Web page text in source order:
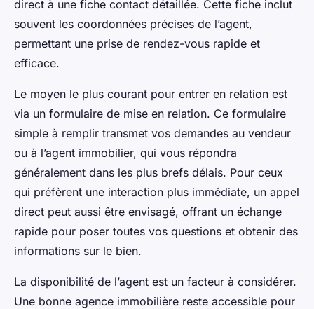
direct à une fiche contact détaillée. Cette fiche inclut
souvent les coordonnées précises de l’agent,
permettant une prise de rendez-vous rapide et
efficace.
Le moyen le plus courant pour entrer en relation est
via un formulaire de mise en relation. Ce formulaire
simple à remplir transmet vos demandes au vendeur
ou à l’agent immobilier, qui vous répondra
généralement dans les plus brefs délais. Pour ceux
qui préfèrent une interaction plus immédiate, un appel
direct peut aussi être envisagé, offrant un échange
rapide pour poser toutes vos questions et obtenir des
informations sur le bien.
La disponibilité de l’agent est un facteur à considérer.
Une bonne agence immobilière reste accessible pour